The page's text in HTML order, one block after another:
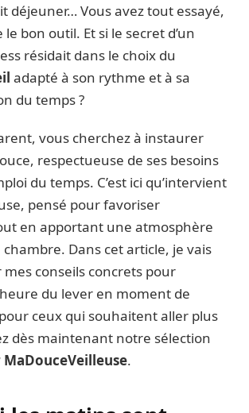
déjeuner… Vous avez tout essayé,
bon outil. Et si le secret d’un
résidait dans le choix du
adapté à son rythme et à sa
du temps ?
vous cherchez à instaurer
respectueuse de ses besoins
du temps. C’est ici qu’intervient
pensé pour favoriser
en apportant une atmosphère
Dans cet article, je vais
conseils concrets pour
du lever en moment de
ceux qui souhaitent aller plus
dès maintenant notre sélection
MaDouceVeilleuse.